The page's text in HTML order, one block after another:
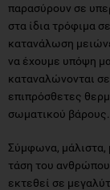
παρασύρουν σε
στα ίδια τρόφιμα
κατανάλωση
να έχουμε υπόψη
καταναλώνονται
επιπρόσθετες
σωματικού βάρους.
Σύμφωνα, μάλιστα,
τάση του
εκτεθεί σε